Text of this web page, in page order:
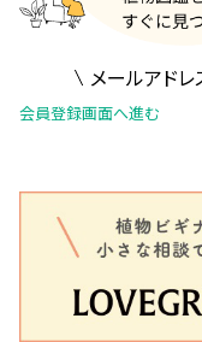
メールアド
会員登録画面へ進む